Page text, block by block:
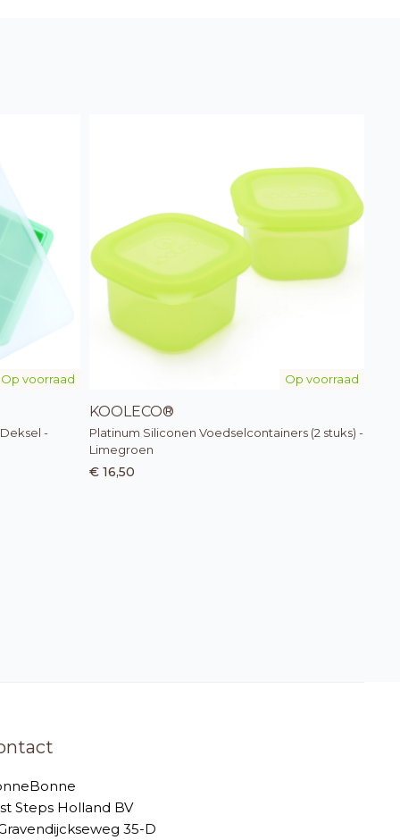
Op voorraad
-
Op voorraad
KOOLECO®
Platinum Siliconen Voedselcontainers (2 stuks) -
Limegroen
€ 16,50
Steps Holland BV
35-D